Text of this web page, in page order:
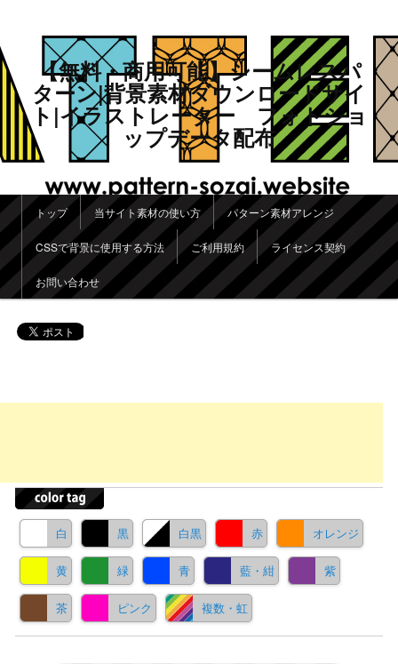
【無料・商用可能】シームレスパ
ターン|背景素材ダウンロードサイ
ト|イラストレーター フォトショ
ップデータ配布
メインメニュー
メインコンテンツへ移動
サブコンテンツへ移動
トップ 当サイト素材の使い方 パターン素材アレンジ
CSSで背景に使用する方法 ご利用規約 ライセンス契約
お問い合わせ
白 黒 白黒 赤 オレンジ
黄 緑 青 藍・紺 紫
茶 ピンク 複数・虹